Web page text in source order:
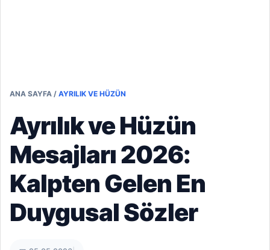
ANA SAYFA / AYRILIK VE HÜZÜN
Ayrılık ve Hüzün
Mesajları 2026:
Kalpten Gelen En
Duygusal Sözler